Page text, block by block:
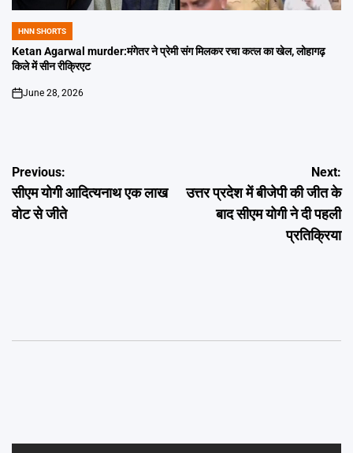
POSTED
IN
HNN SHORTS
Ketan Agarwal murder:मंगेतर ने प्रेमी संग मिलकर रचा कत्ल का खेल, लोहागढ़
किले में सीन रीक्रिएट
on
June 28, 2026
Post
navigation
Previous:
सीएम योगी आदित्यनाथ एक लाख
वोट से जीते
Next:
उत्तर प्रदेश में बीजेपी की जीत के
बाद सीएम योगी ने दी पहली
प्रतिक्रिया